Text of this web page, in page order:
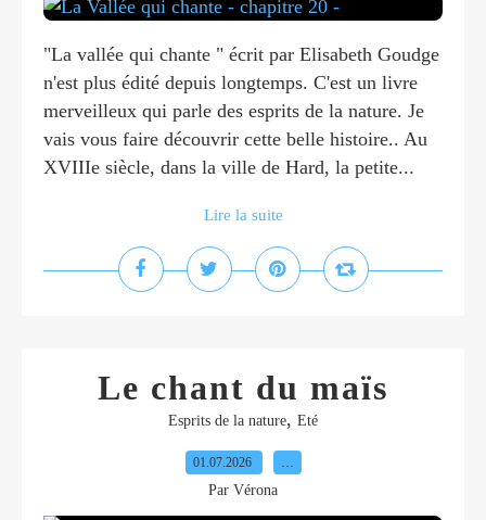
"La vallée qui chante " écrit par Elisabeth Goudge
n'est plus édité depuis longtemps. C'est un livre
merveilleux qui parle des esprits de la nature. Je
vais vous faire découvrir cette belle histoire.. Au
XVIIIe siècle, dans la ville de Hard, la petite...
Lire la suite
Le chant du maïs
Esprits de la nature, Eté
01.07.2026 …
Par Vérona